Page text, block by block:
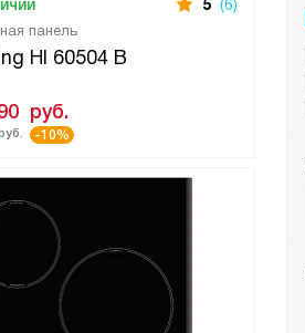
панель
HI 60504 B
5 (6)
руб.
-10%